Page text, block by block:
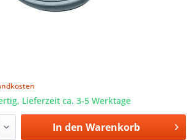
Lieferzeit ca. 3-5 Werktage
In den Warenkorb